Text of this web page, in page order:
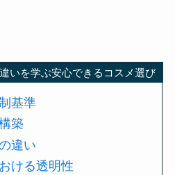
いを学ぶ安心できるコスメ選び
基準
築
違い
ける透明性